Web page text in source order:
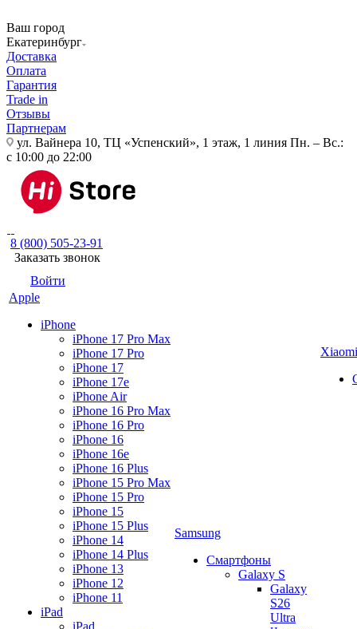
Ваш город
Екатеринбург
Доставка
Оплата
Гарантия
Trade in
Отзывы
Партнерам
ул. Вайнера 10, ТЦ «Успенский», 1 этаж, 1 линия Пн. – Вс.:
с 10:00 до 22:00
8 (800) 505-23-91
Заказать звонок
Войти
Apple
iPhone
iPhone 17 Pro Max
iPhone 17 Pro
iPhone 17
iPhone 17e
iPhone Air
iPhone 16 Pro Max
iPhone 16 Pro
iPhone 16
iPhone 16e
iPhone 16 Plus
iPhone 15 Pro Max
iPhone 15 Pro
iPhone 15
iPhone 15 Plus
iPhone 14
iPhone 14 Plus
iPhone 13
iPhone 12
iPhone 11
iPad
iPad
Samsung
Смартфоны
Galaxy S
Galaxy
S26
Ultra
Xiaomi